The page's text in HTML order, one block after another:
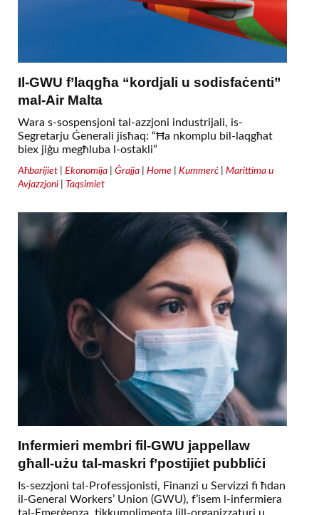
Il-GWU f’laqgħa “kordjali u sodisfaċenti”
mal-Air Malta
Wara s-sospensjoni tal-azzjoni industrijali, is-
Segretarju Ġenerali jisħaq: “Ħa nkomplu bil-laqgħat
biex jiġu megħluba l-ostakli”
Aħbarijiet Ekonomija Ġrajja Home Kummerċ
Marittima u
Avjazzjoni
Taqsimiet
Infermieri membri fil-GWU jappellaw
għall-użu tal-maskri f’postijiet pubbliċi
Is-sezzjoni tal-Professjonisti, Finanzi u Servizzi fi ħdan
il-General Workers’ Union (GWU), f’isem l-infermiera